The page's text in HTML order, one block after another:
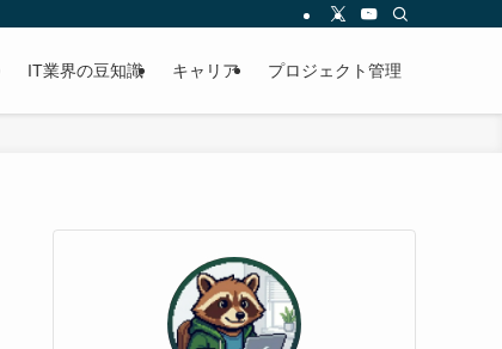
IT業界の豆知識 キャリア プロジェクト管理